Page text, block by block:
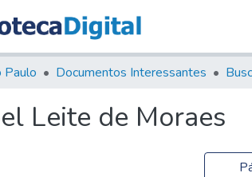
Paulo Documentos Interessantes
Leite de Moraes